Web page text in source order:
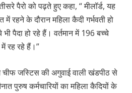
पैरो को पढ़ते हुए कहा, “ मीलॉर्ड, यह
में रहने के दौरान महिला कैदी गर्भवती हो
पैदा हो रहे हैं। वर्तमान में 196 बच्चे
में रह रहे हैं।”
जस्टिस की अगुवाई वाली खंडपीठ से
पुरुष कर्मचारियों का महिला कैदियों के